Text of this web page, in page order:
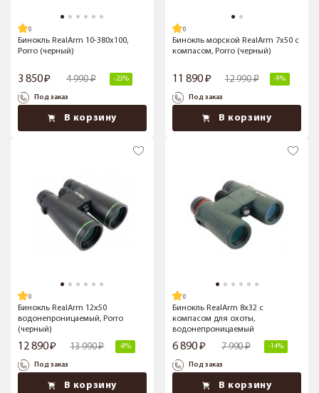
Бинокль RealArm 10-380x100,
Porro (черный)
3 850 4 990 -23%
Под заказ
В корзину
Бинокль морской RealArm 7х50 с
компасом, Porro (черный)
11 890 12 990 -9%
Под заказ
В корзину
Бинокль RealArm 12х50
водонепроницаемый, Porro
(черный)
12 890 13 990 -8%
Под заказ
В корзину
Бинокль RealArm 8х32 с
компасом для охоты,
водонепроницаемый
6 890 7 990 -14%
Под заказ
В корзину